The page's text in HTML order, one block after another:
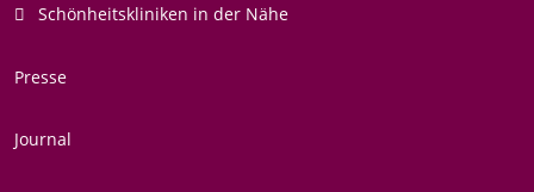
Schönheitskliniken in der Nähe
Presse
Journal